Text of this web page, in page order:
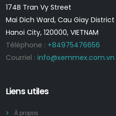
174B Tran Vy Street
Mai Dich Ward, Cau Giay District
Hanoi City, 120000, VIETNAM
Téléphone : +84975476656
Courriel : info@xemmex.com.vn
Liens utiles
À propos